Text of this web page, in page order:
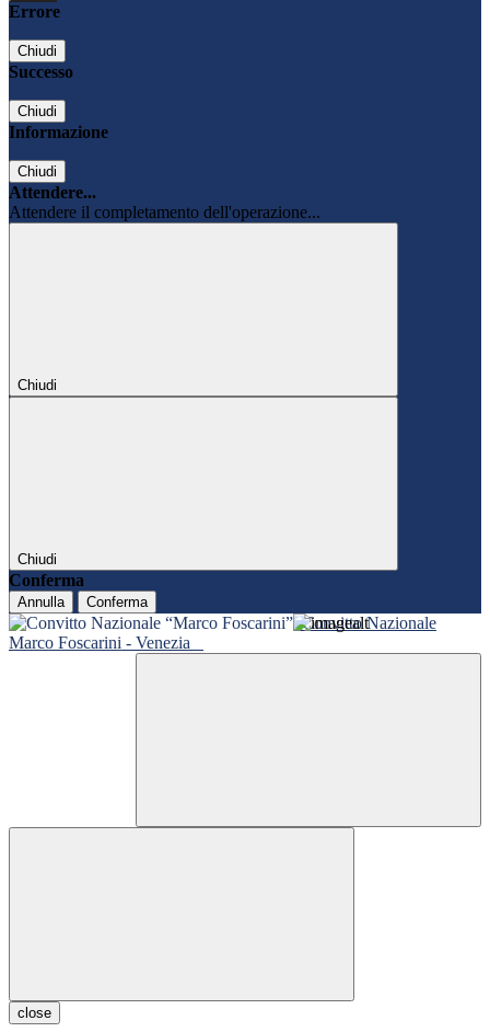
Errore
Chiudi
Successo
Chiudi
Informazione
Chiudi
Attendere...
Attendere il completamento dell'operazione...
Chiudi
Chiudi
Conferma
Annulla Conferma
Convitto Nazionale
Marco Foscarini - Venezia
close